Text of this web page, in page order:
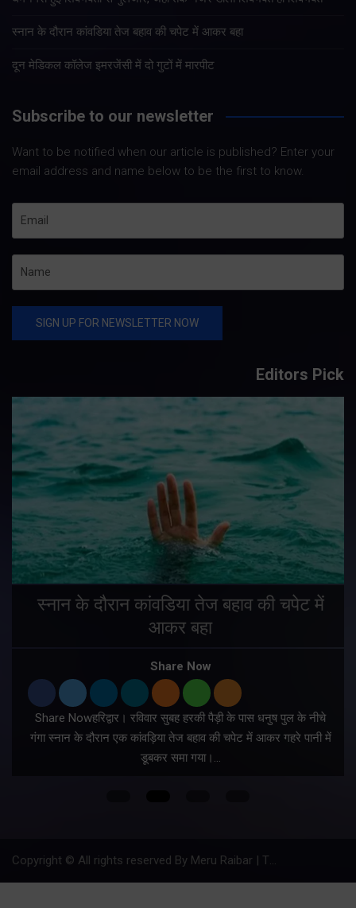
स्नान के दौरान कांवडिया तेज बहाव की चपेट में आकर बहा
दून मेडिकल कॉलेज इमरजेंसी में दो गुटों में मारपीट
Subscribe to our newsletter
Want to be notified when our article is published? Enter your
email address and name below to be the first to know.
Editors Pick
स्नान के दौरान कांवडिया तेज बहाव की चपेट में
आकर बहा
Share Now
Share Nowहरिद्वार। रविवार सुबह हरकी पैड़ी के पास धनुष पुल के नीचे
गंगा स्नान के दौरान एक कांवड़िया तेज बहाव की चपेट में आकर गहरे पानी में
डूबकर समा गया।…
Copyright © All rights reserved By Meru Raibar | Theme by